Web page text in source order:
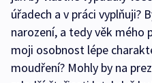
úřadech a v práci vyplňuji?
narození, a tedy věk mého
moji osobnost lépe
moudření? Mohly by na